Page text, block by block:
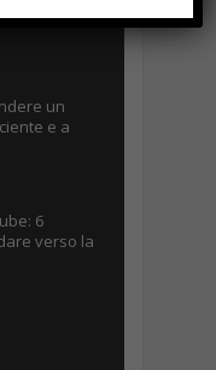
un
e a
6
verso la